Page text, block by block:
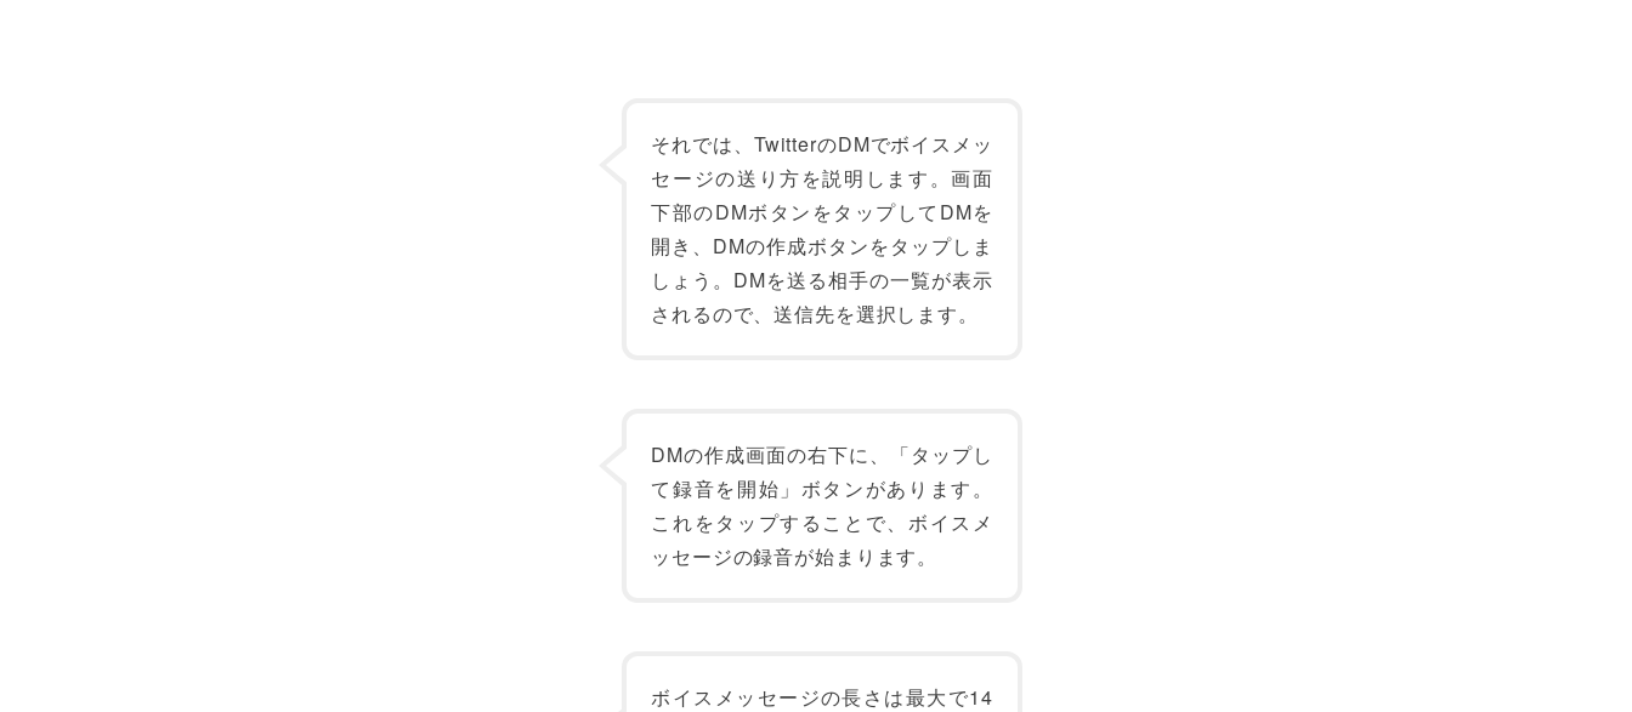
それでは、TwitterのDMでボイスメッ
セージの送り方を説明します。画面
下部のDMボタンをタップしてDMを
開き、DMの作成ボタンをタップしま
しょう。DMを送る相手の一覧が表示
されるので、送信先を選択します。
DMの作成画面の右下に、「タップし
て録音を開始」ボタンがあります。
これをタップすることで、ボイスメ
ッセージの録音が始まります。
ボイスメッセージの長さは最大で14